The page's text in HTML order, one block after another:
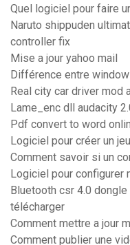
Quel logiciel pour faire
Naruto shippuden
controller fix
Mise a jour yahoo mail
Différence entre
Real city car driver mod
Lame_enc dll audacity
Pdf convert to word
Logiciel pour créer un
Comment savoir si un
Logiciel pour configurer
Bluetooth csr 4.0
télécharger
Comment mettre a jour
Comment publier une